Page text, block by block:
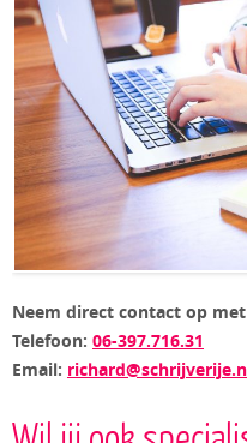
Neem direct contact op
Telefoon: 06-397.716.31
Email: